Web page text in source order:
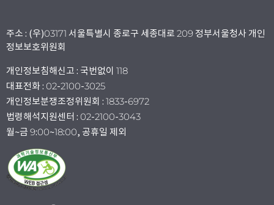
주소 : (우)03171 서울특별시 종로구 세종대로 209 정부서울청사 개인
정보보호위원회
개인정보침해신고 : 국번없이 118
대표전화 : 02-2100-3025
개인정보분쟁조정위원회 : 1833-6972
법령해석지원센터 : 02-2100-3043
월~금 9:00~18:00, 공휴일 제외